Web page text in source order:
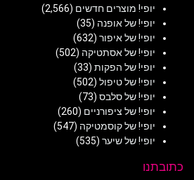
יופי! מוצרים חדשים (2,566)
יופי! של אופנה (35)
יופי! של איפור (632)
יופי! של אסתטיקה (502)
יופי! של הפקות (33)
יופי! של טיפול (502)
יופי! של סלבס (73)
יופי! של ציפורניים (260)
יופי! של קוסמטיקה (547)
יופי! של שיער (535)
כתובתנו